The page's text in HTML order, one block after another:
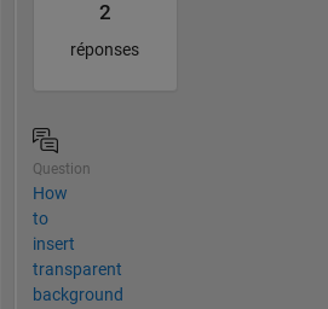
2
réponses
Question
How
to
insert
transparent
background